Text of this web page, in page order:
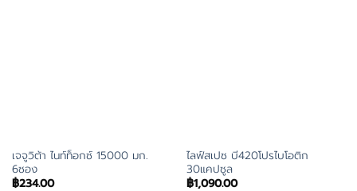
เจจูวิต้า ไนท์ท็อกซ์ 15000 มก.
6ซอง
฿234.00
ไลฟ์สเปซ บี420โปรไบโอติก
30แคปซูล
฿1,090.00